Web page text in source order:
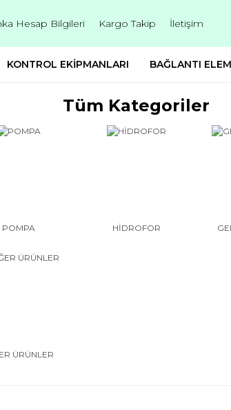
Hesap Bilgileri Kargo Takip İletişim
KONTROL EKİPMANLARI BAĞLANTI
Tüm Kategoriler
POMPA HİDROFOR
ÜRÜNLER